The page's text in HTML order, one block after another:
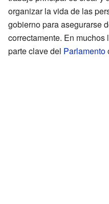
organizar la vida de las
gobierno para asegurarse
correctamente. En
parte clave del Parlamento